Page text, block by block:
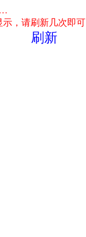
示，请刷新几次即可
刷新